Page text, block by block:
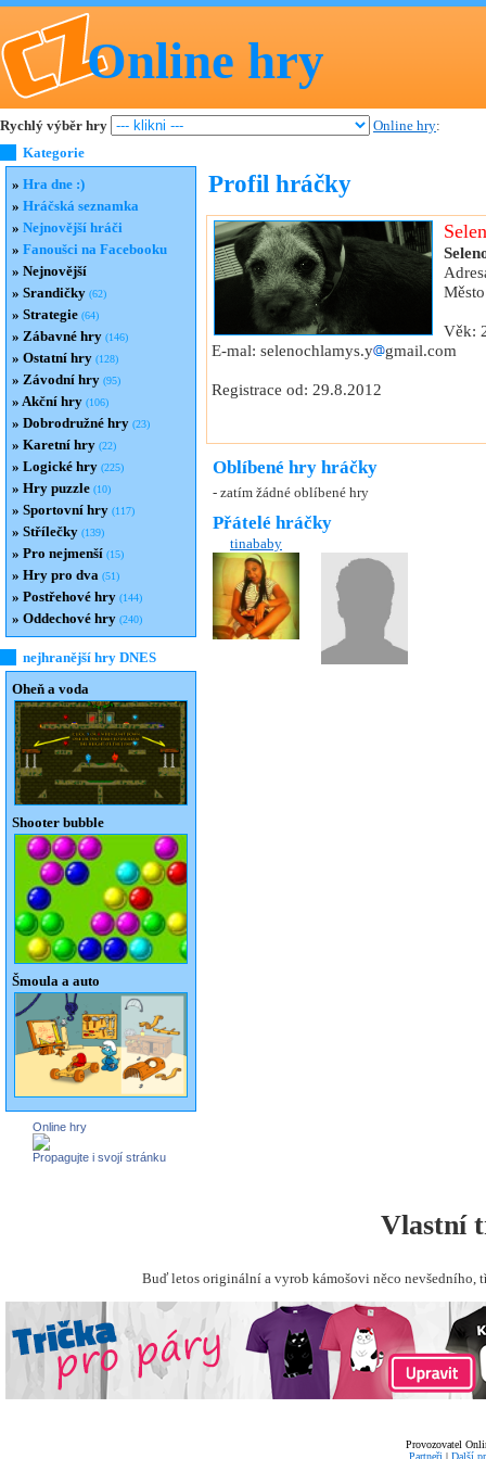
Online hry
Rychlý výběr hry Online hry:
Kategorie
» Hra dne :)
» Hráčská seznamka
» Nejnovější hráči
» Fanoušci na Facebooku
» Nejnovější
» Srandičky (62)
» Strategie (64)
» Zábavné hry (146)
» Ostatní hry (128)
» Závodní hry (95)
» Akční hry (106)
» Dobrodružné hry (23)
» Karetní hry (22)
» Logické hry (225)
» Hry puzzle (10)
» Sportovní hry (117)
» Střílečky (139)
» Pro nejmenší (15)
» Hry pro dva (51)
» Postřehové hry (144)
» Oddechové hry (240)
nejhranější hry DNES
Oheň a voda
Shooter bubble
Šmoula a auto
Online hry
Propagujte i svojí stránku
Profil hráčky
Věk:
E-mal: selenochlamys.y
gmail.com
Registrace od: 29.8.2012
Oblíbené hry hráčky
- zatím žádné oblíbené hry
Přátelé hráčky
tinababy
Vlastní
Buď letos originální a vyrob kámošovi něco nevšedního,
Provozovatel
Partneři | Další